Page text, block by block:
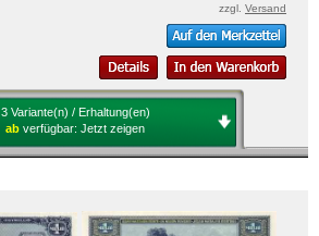
zzgl. Versand
3 Variante(n) / Erhaltung(en)
ab verfügbar: Jetzt zeigen